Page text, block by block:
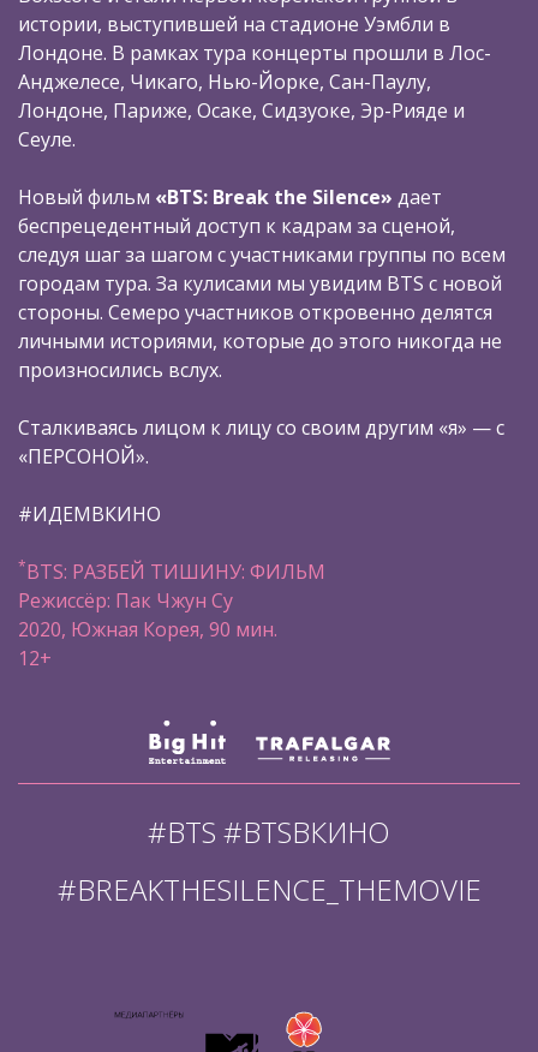
истории, выступившей на стадионе Уэмбли в
Лондоне. В рамках тура концерты прошли в Лос-
Анджелесе, Чикаго, Нью-Йорке, Сан-Паулу,
Лондоне, Париже, Осаке, Сидзуоке, Эр-Рияде и
Сеуле.
Новый фильм «BTS: Break the Silence» дает
беспрецедентный доступ к кадрам за сценой,
следуя шаг за шагом с участниками группы по всем
городам тура. За кулисами мы увидим BTS c новой
стороны. Семеро участников откровенно делятся
личными историями, которые до этого никогда не
произносились вслух.
Сталкиваясь лицом к лицу со своим другим «я» — с
«ПЕРСОНОЙ».
#ИДЕМВКИНО
*BTS: РАЗБЕЙ ТИШИНУ: ФИЛЬМ
Режиссёр: Пак Чжун Су
2020, Южная Корея, 90 мин.
12+
#BTS #BTSВКИНО
#BREAKTHESILENCE_THEMOVIE